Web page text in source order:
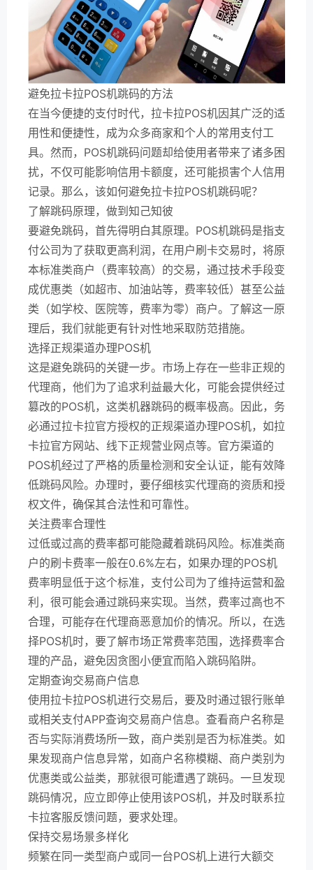
避免拉卡拉POS机跳码的方法
在当今便捷的支付时代，拉卡拉POS机因其广泛的适
用性和便捷性，成为众多商家和个人的常用支付工
具。然而，POS机跳码问题却给使用者带来了诸多困
扰，不仅可能影响信用卡额度，还可能损害个人信用
记录。那么，该如何避免拉卡拉POS机跳码呢？
了解跳码原理，做到知己知彼
要避免跳码，首先得明白其原理。POS机跳码是指支
付公司为了获取更高利润，在用户刷卡交易时，将原
本标准类商户（费率较高）的交易，通过技术手段变
成优惠类（如超市、加油站等，费率较低）甚至公益
类（如学校、医院等，费率为零）商户。了解这一原
理后，我们就能更有针对性地采取防范措施。
选择正规渠道办理POS机
这是避免跳码的关键一步。市场上存在一些非正规的
代理商，他们为了追求利益最大化，可能会提供经过
篡改的POS机，这类机器跳码的概率极高。因此，务
必通过拉卡拉官方授权的正规渠道办理POS机，如拉
卡拉官方网站、线下正规营业网点等。官方渠道的
POS机经过了严格的质量检测和安全认证，能有效降
低跳码风险。办理时，要仔细核实代理商的资质和授
权文件，确保其合法性和可靠性。
关注费率合理性
过低或过高的费率都可能隐藏着跳码风险。标准类商
户的刷卡费率一般在0.6%左右，如果办理的POS机
费率明显低于这个标准，支付公司为了维持运营和盈
利，很可能会通过跳码来实现。当然，费率过高也不
合理，可能存在代理商恶意加价的情况。所以，在选
择POS机时，要了解市场正常费率范围，选择费率合
理的产品，避免因贪图小便宜而陷入跳码陷阱。
定期查询交易商户信息
使用拉卡拉POS机进行交易后，要及时通过银行账单
或相关支付APP查询交易商户信息。查看商户名称是
否与实际消费场所一致，商户类别是否为标准类。如
果发现商户信息异常，如商户名称模糊、商户类别为
优惠类或公益类，那就很可能遭遇了跳码。一旦发现
跳码情况，应立即停止使用该POS机，并及时联系拉
卡拉客服反馈问题，要求处理。
保持交易场景多样化
频繁在同一类型商户或同一台POS机上进行大额交